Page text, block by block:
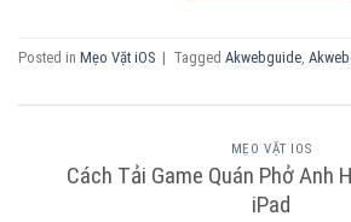
Posted in Mẹo Vặt iOS | Tagged Akwebguide,
MẸO VẶT IOS
Cách Tải Game Quán Phở Anh
iPad